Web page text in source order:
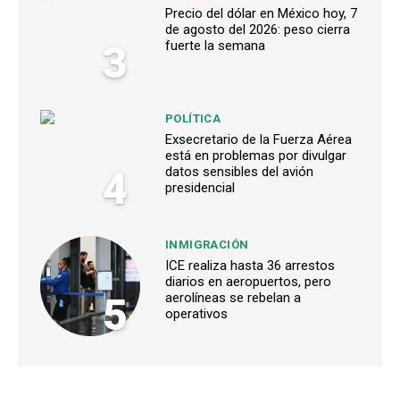
3
Precio del dólar en México hoy, 7
de agosto del 2026: peso cierra
fuerte la semana
4
POLÍTICA
Exsecretario de la Fuerza Aérea
está en problemas por divulgar
datos sensibles del avión
presidencial
5
INMIGRACIÓN
ICE realiza hasta 36 arrestos
diarios en aeropuertos, pero
aerolíneas se rebelan a
operativos